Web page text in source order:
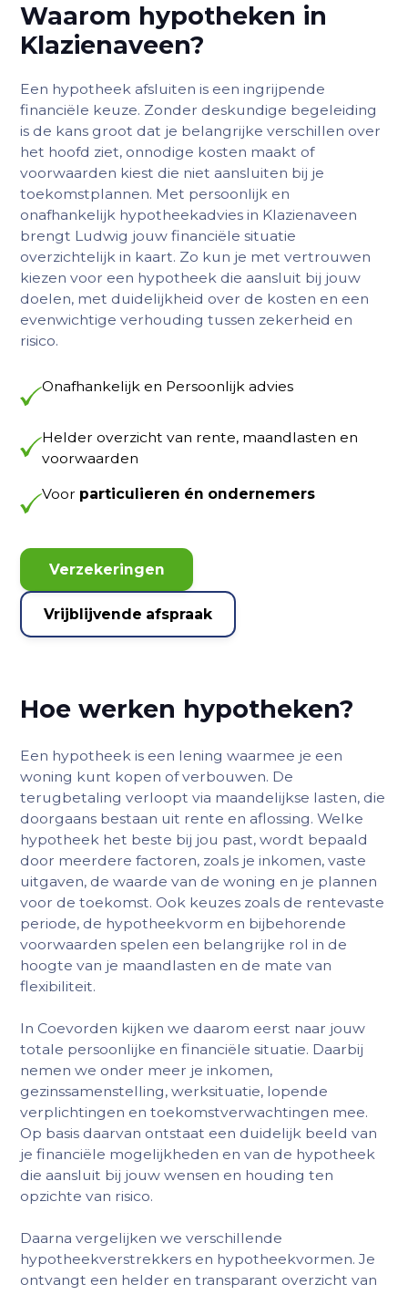
Waarom hypotheken in
Klazienaveen?
Een hypotheek afsluiten is een ingrijpende
financiële keuze. Zonder deskundige begeleiding
is de kans groot dat je belangrijke verschillen over
het hoofd ziet, onnodige kosten maakt of
voorwaarden kiest die niet aansluiten bij je
toekomstplannen. Met persoonlijk en
onafhankelijk hypotheekadvies in Klazienaveen
brengt Ludwig jouw financiële situatie
overzichtelijk in kaart. Zo kun je met vertrouwen
kiezen voor een hypotheek die aansluit bij jouw
doelen, met duidelijkheid over de kosten en een
evenwichtige verhouding tussen zekerheid en
risico.
Onafhankelijk en Persoonlijk advies
Helder overzicht van rente, maandlasten en
voorwaarden
Voor particulieren én ondernemers
Verzekeringen
Vrijblijvende afspraak
Hoe werken hypotheken?
Een hypotheek is een lening waarmee je een
woning kunt kopen of verbouwen. De
terugbetaling verloopt via maandelijkse lasten, die
doorgaans bestaan uit rente en aflossing. Welke
hypotheek het beste bij jou past, wordt bepaald
door meerdere factoren, zoals je inkomen, vaste
uitgaven, de waarde van de woning en je plannen
voor de toekomst. Ook keuzes zoals de rentevaste
periode, de hypotheekvorm en bijbehorende
voorwaarden spelen een belangrijke rol in de
hoogte van je maandlasten en de mate van
flexibiliteit.
In Coevorden kijken we daarom eerst naar jouw
totale persoonlijke en financiële situatie. Daarbij
nemen we onder meer je inkomen,
gezinssamenstelling, werksituatie, lopende
verplichtingen en toekomstverwachtingen mee.
Op basis daarvan ontstaat een duidelijk beeld van
je financiële mogelijkheden en van de hypotheek
die aansluit bij jouw wensen en houding ten
opzichte van risico.
Daarna vergelijken we verschillende
hypotheekverstrekkers en hypotheekvormen. Je
ontvangt een helder en transparant overzicht van